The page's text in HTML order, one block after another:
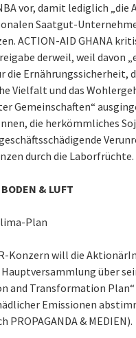
vor, damit lediglich „die
Saatgut-
ACTION-AID GHANA
derweil, weil davon
die Ernährungssicherheit,
Vielfalt und das
Gemeinschaften“
die herkömmliches
durch die Laborfrüchte.
& LUFT
Plan
Konzern will die
über
and Transformation Plan“
Emissionen
PROPAGANDA & MEDIEN).